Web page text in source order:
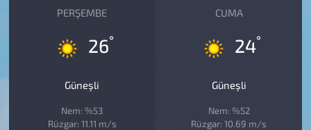
PERŞEMBE
26°
Güneşli
Nem: %53
Rüzgar: 11.11 m/s
CUMA
24°
Güneşli
Nem: %52
Rüzgar: 10.69 m/s